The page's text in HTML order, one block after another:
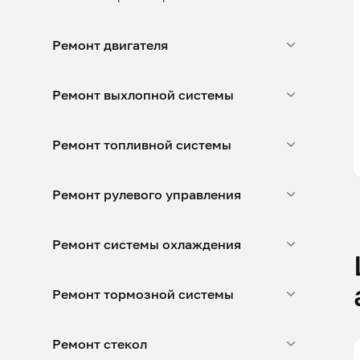
Ремонт двигателя
Ремонт выхлопной системы
Ремонт топливной системы
Ремонт рулевого управления
Ремонт системы охлаждения
Ремонт тормозной системы
Ремонт стекол